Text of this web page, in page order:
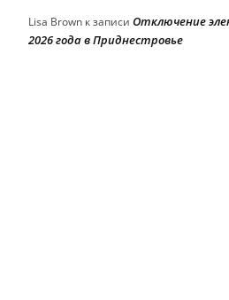
Lisa Brown к записи Отключение
2026 года в Приднестровье